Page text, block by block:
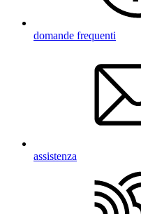
domande frequenti
assistenza